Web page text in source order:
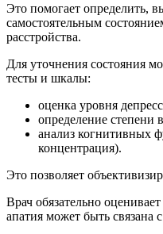
Это помогает определить,
самостоятельным
расстройства.
Для уточнения состояния
тесты и шкалы:
оценка уровня
определение степени
анализ когнитивных
концентрация).
Это позволяет
Врач обязательно
апатия может быть связана